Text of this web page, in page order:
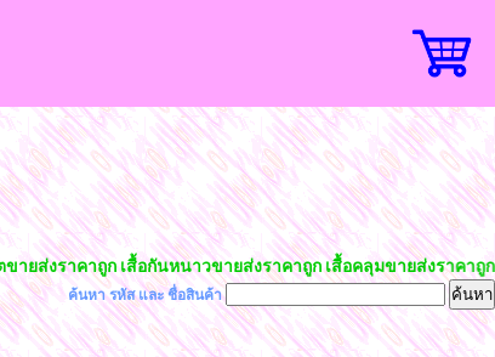
ส่งราคาถูก เสื้อกันหนาวขายส่งราคาถูก เสื้อคลุมขายส่งราคาถูก
ค้นหา รหัส และ ชื่อสินค้า